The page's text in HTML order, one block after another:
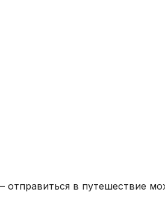
отправиться в путешествие